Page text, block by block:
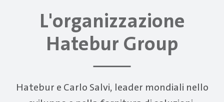
L'organizzazione
Hatebur Group
Hatebur e Carlo Salvi, leader mondiali nello